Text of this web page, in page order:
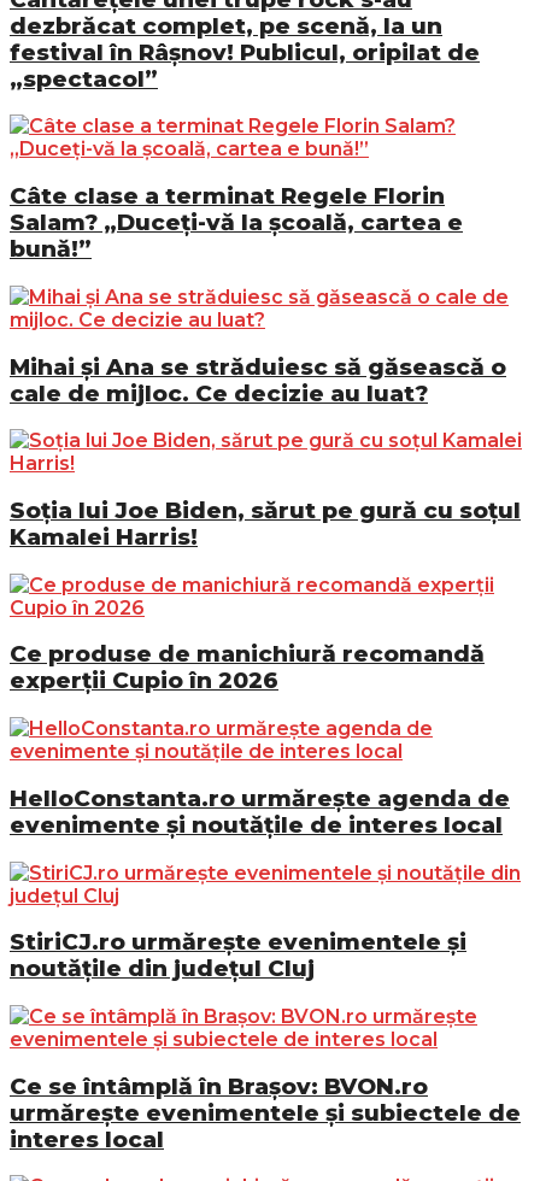
dezbrăcat complet, pe scenă, la un
festival în Râșnov! Publicul, oripilat de
„spectacol”
Câte clase a terminat Regele Florin
Salam? „Duceți-vă la școală, cartea e
bună!”
Mihai și Ana se străduiesc să găsească o
cale de mijloc. Ce decizie au luat?
Soția lui Joe Biden, sărut pe gură cu soțul
Kamalei Harris!
Ce produse de manichiură recomandă
experții Cupio în 2026
HelloConstanta.ro urmărește agenda de
evenimente și noutățile de interes local
StiriCJ.ro urmărește evenimentele și
noutățile din județul Cluj
Ce se întâmplă în Brașov: BVON.ro
urmărește evenimentele și subiectele de
interes local